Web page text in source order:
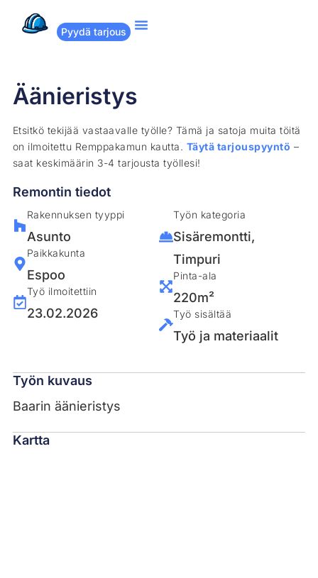
Pyydä tarjous
Äänieristys
Etsitkö tekijää vastaavalle työlle? Tämä ja satoja muita töitä
on ilmoitettu Remppakamun kautta. Täytä tarjouspyyntö –
saat keskimäärin 3-4 tarjousta työllesi!
Remontin tiedot
Rakennuksen tyyppi
Asunto
Paikkakunta
Espoo
Työ ilmoitettiin
23.02.2026
Työn kategoria
Sisäremontti,
Timpuri
Pinta-ala
220m²
Työ sisältää
Työ ja materiaalit
Työn kuvaus
Baarin äänieristys
Kartta